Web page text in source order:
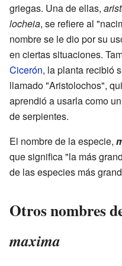
griegas. Una de ellas,
locheia, se refiere al
nombre se le dio por su
en ciertas situaciones.
Cicerón, la planta recibió
llamado "Aristolochos",
aprendió a usarla como
de serpientes.
El nombre de la especie,
que significa "la más
de las especies más
Otros nombres
maxima